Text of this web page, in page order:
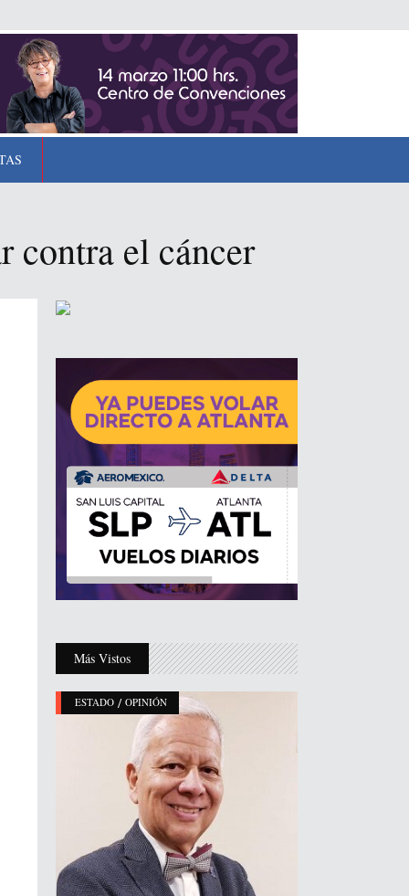
contra el cáncer
Más Vistos
ESTADO / OPINIÓN